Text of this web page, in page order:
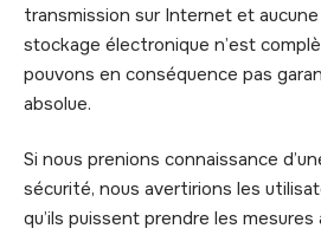
transmission sur Internet et
stockage électronique n’est
pouvons en conséquence pas
absolue.
Si nous prenions connaissance
sécurité, nous avertirions les
qu’ils puissent prendre les